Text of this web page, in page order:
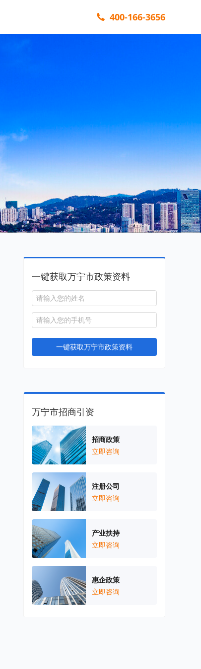
400-166-3656
一键获取万宁市政策资料
一键获取万宁市政策资料
万宁市招商引资
招商政策
立即咨询
注册公司
立即咨询
产业扶持
立即咨询
惠企政策
立即咨询